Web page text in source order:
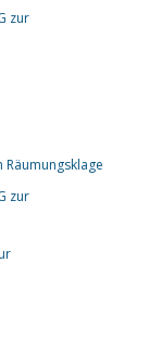
zur
zur